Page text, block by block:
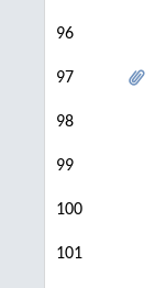
96
97
98
99
100
101